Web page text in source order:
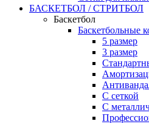
БАСКЕТБОЛ / СТРИТБОЛ
Баскетбол
Баскетбольные
5 размер
3 размер
С сеткой
С